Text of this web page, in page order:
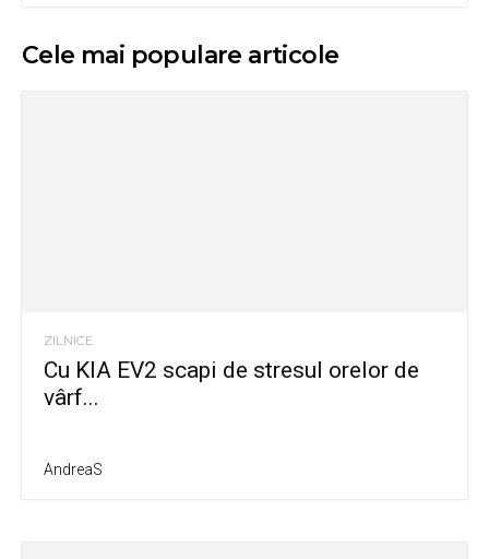
Cele mai populare articole
ZILNICE
Cu KIA EV2 scapi de stresul orelor de
vârf...
AndreaS